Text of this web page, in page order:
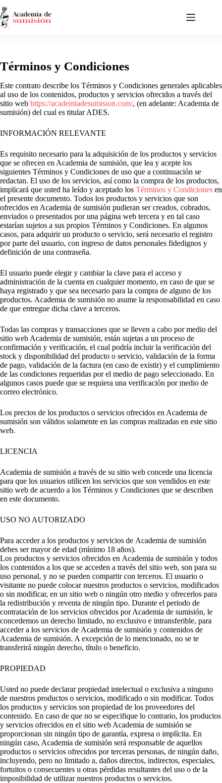
al
contenido
Términos y Condiciones
Este contrato describe los Términos y Condiciones generales aplicables
al uso de los contenidos, productos y servicios ofrecidos a través del
sitio web https://academiadesumision.com/, (en adelante: Academia de
sumisión) del cual es titular ADES.
INFORMACIÓN RELEVANTE
Es requisito necesario para la adquisición de los productos y servicios
que se ofrecen en Academia de sumisión, que lea y acepte los
siguientes Términos y Condiciones de uso que a continuación se
redactan. El uso de los servicios, así como la compra de los productos,
implicará que usted ha leído y aceptado los Términos y Condiciones en
el presente documento. Todos los productos y servicios que son
ofrecidos en Academia de sumisión pudieran ser creados, cobrados,
enviados o presentados por una página web tercera y en tal caso
estarían sujetos a sus propios Términos y Condiciones. En algunos
casos, para adquirir un producto o servicio, será necesario el registro
por parte del usuario, con ingreso de datos personales fidedignos y
definición de una contraseña.
El usuario puede elegir y cambiar la clave para el acceso y
administración de la cuenta en cualquier momento, en caso de que se
haya registrado y que sea necesario para la compra de alguno de los
productos. Academia de sumisión no asume la responsabilidad en caso
de que entregue dicha clave a terceros.
Todas las compras y transacciones que se lleven a cabo por medio del
sitio web Academia de sumisión, están sujetas a un proceso de
confirmación y verificación, el cual podría incluir la verificación del
stock y disponibilidad del producto o servicio, validación de la forma
de pago, validación de la factura (en caso de existir) y el cumplimiento
de las condiciones requeridas por el medio de pago seleccionado. En
algunos casos puede que se requiera una verificación por medio de
correo electrónico.
Los precios de los productos o servicios ofrecidos en Academia de
sumisión son válidos solamente en las compras realizadas en este sitio
web.
LICENCIA
Academia de sumisión a través de su sitio web concede una licencia
para que los usuarios utilicen los servicios que son vendidos en este
sitio web de acuerdo a los Términos y Condiciones que se describen
en este documento.
USO NO AUTORIZADO
Para acceder a los productos y servicios de Academia de sumisión
debes ser mayor de edad (mínimo 18 años).
Los productos y servicios ofrecidos en Academia de sumisión y todos
los contenidos a los que se acceden a través del sitio web, son para su
uso personal, y no se pueden compartir con terceros. El usuario o
visitante no puede colocar nuestros productos o servicios, modificados
o sin modificar, en un sitio web o ningún otro medio y ofrecerlos para
la redistribución y reventa de ningún tipo. Durante el periodo de
contratación de los servicios ofrecidos por Academia de sumisión, le
concedemos un derecho limitado, no exclusivo e intransferible, para
acceder a los servicios de Academia de sumisión y contenidos de
Academia de sumisión. A excepción de lo mencionado, no se te
transferirá ningún derecho, título o beneficio.
PROPIEDAD
Usted no puede declarar propiedad intelectual o exclusiva a ninguno
de nuestros productos o servicios, modificado o sin modificar. Todos
los productos y servicios son propiedad de los proveedores del
contenido. En caso de que no se especifique lo contrario, los productos
y servicios ofrecidos en el sitio web Academia de sumisión se
proporcionan sin ningún tipo de garantía, expresa o implícita. En
ningún caso, Academia de sumisión será responsable de aquellos
productos o servicios ofrecidos por terceras personas, de ningún daño,
incluyendo, pero no limitado a, daños directos, indirectos, especiales,
fortuitos o consecuentes u otras pérdidas resultantes del uso o de la
imposibilidad de utilizar nuestros productos o servicios.